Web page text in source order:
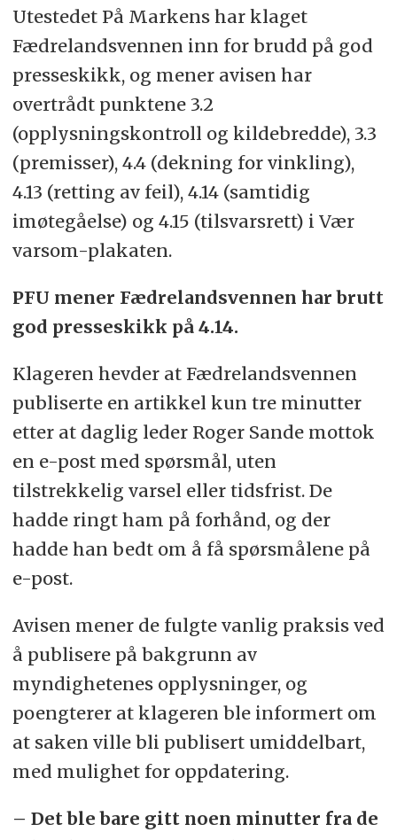
Utestedet På Markens har klaget
Fædrelandsvennen inn for brudd på god
presseskikk, og mener avisen har
overtrådt punktene 3.2
(opplysningskontroll og kildebredde), 3.3
(premisser), 4.4 (dekning for vinkling),
4.13 (retting av feil), 4.14 (samtidig
imøtegåelse) og 4.15 (tilsvarsrett) i Vær
varsom-plakaten.
PFU mener Fædrelandsvennen har brutt
god presseskikk på 4.14.
Klageren hevder at Fædrelandsvennen
publiserte en artikkel kun tre minutter
etter at daglig leder Roger Sande mottok
en e-post med spørsmål, uten
tilstrekkelig varsel eller tidsfrist. De
hadde ringt ham på forhånd, og der
hadde han bedt om å få spørsmålene på
e-post.
Avisen mener de fulgte vanlig praksis ved
å publisere på bakgrunn av
myndighetenes opplysninger, og
poengterer at klageren ble informert om
at saken ville bli publisert umiddelbart,
med mulighet for oppdatering.
– Det ble bare gitt noen minutter fra de